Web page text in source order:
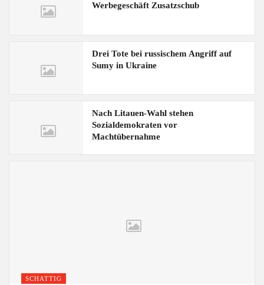
Werbegeschäft Zusatzschub
Drei Tote bei russischem Angriff auf
Sumy in Ukraine
Nach Litauen-Wahl stehen
Sozialdemokraten vor
Machtübernahme
SCHATTIG